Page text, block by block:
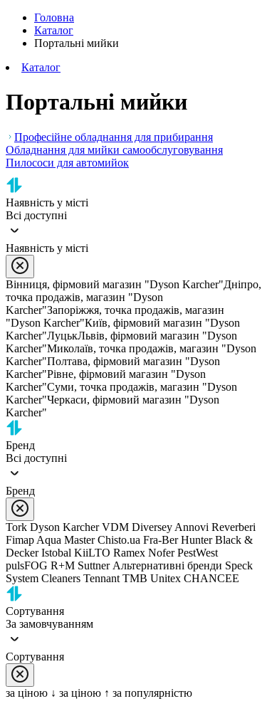
Головна
Каталог
Портальні мийки
Каталог
Портальні мийки
Професійне обладнання для прибирання
Обладнання для мийки самообслуговування
Пилососи для автомийок
Наявність у місті
Всі доступні
Наявність у місті
Вінниця, фірмовий магазин "Dyson Karcher"Дніпро,
точка продажів, магазин "Dyson
Karcher"Запоріжжя, точка продажів, магазин
"Dyson Karcher"Київ, фірмовий магазин "Dyson
Karcher"ЛуцькЛьвів, фірмовий магазин "Dyson
Karcher"Миколаїв, точка продажів, магазин "Dyson
Karcher"Полтава, фірмовий магазин "Dyson
Karcher"Рівне, фірмовий магазин "Dyson
Karcher"Суми, точка продажів, магазин "Dyson
Karcher"Черкаси, фірмовий магазин "Dyson
Karcher"
Бренд
Всі доступні
Бренд
Tork Dyson Karcher VDM Diversey Annovi Reverberi
Fimap Aqua Master Chisto.ua Fra-Ber Hunter Black &
Decker Istobal KiiLTO Ramex Nofer PestWest
pulsFOG R+M Suttner Альтернативні бренди Speck
System Cleaners Tennant TMB Unitex CHANCEE
Сортування
За замовчуванням
Сортування
за цiною ↓ за цiною ↑ за популярністю